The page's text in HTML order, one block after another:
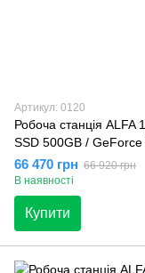
Артикул: 0120
Робоча станція
SSD 500GB /
66 470 грн 66 920 грн
В наявності
Купити